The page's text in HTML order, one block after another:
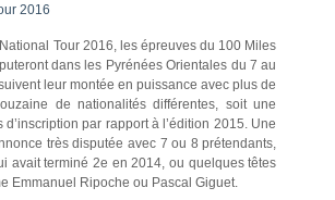
2016
Tour 2016, les épreuves du 100 Miles
dans les Pyrénées Orientales du 7 au
leur montée en puissance avec plus de
de nationalités différentes, soit une
par rapport à l’édition 2015. Une
très disputée avec 7 ou 8 prétendants,
avait terminé 2e en 2014, ou quelques têtes
Emmanuel Ripoche ou Pascal Giguet.